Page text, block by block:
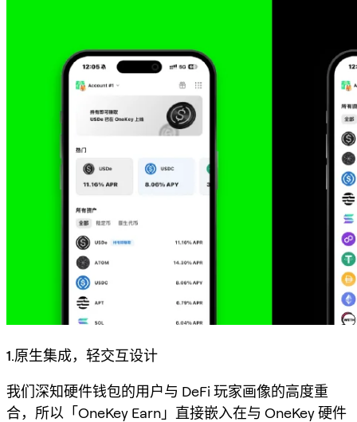
1.原生集成，轻交互设计
我们深知硬件钱包的用户与 DeFi 玩家画像的高度重
合，所以「OneKey Earn」直接嵌入在与 OneKey 硬件